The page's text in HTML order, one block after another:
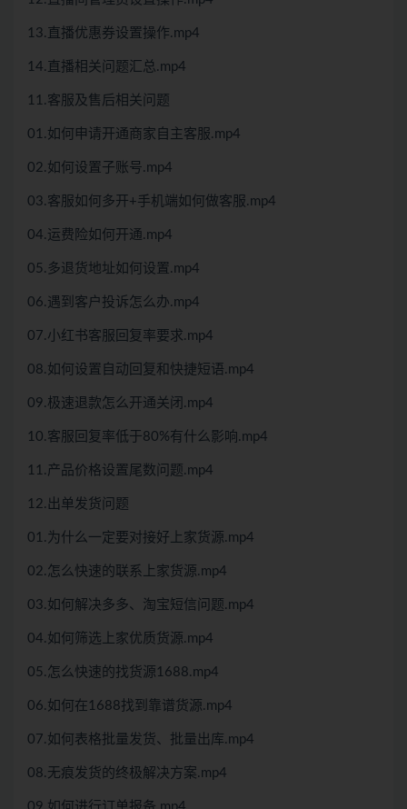
13.直播优惠券设置操作.mp4
14.直播相关问题汇总.mp4
11.客服及售后相关问题
01.如何申请开通商家自主客服.mp4
02.如何设置子账号.mp4
03.客服如何多开+手机端如何做客服.mp4
04.运费险如何开通.mp4
05.多退货地址如何设置.mp4
06.遇到客户投诉怎么办.mp4
07.小红书客服回复率要求.mp4
08.如何设置自动回复和快捷短语.mp4
09.极速退款怎么开通关闭.mp4
10.客服回复率低于80%有什么影响.mp4
11.产品价格设置尾数问题.mp4
12.出单发货问题
01.为什么一定要对接好上家货源.mp4
02.怎么快速的联系上家货源.mp4
03.如何解决多多、淘宝短信问题.mp4
04.如何筛选上家优质货源.mp4
05.怎么快速的找货源1688.mp4
06.如何在1688找到靠谱货源.mp4
07.如何表格批量发货、批量出库.mp4
08.无痕发货的终极解决方案.mp4